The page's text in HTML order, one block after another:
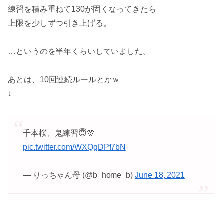
練習を積み重ねて130が固くなってきたら
上限を少しずつ引き上げる。
…というのを半年くらいしていました。
あとは、10回連続ルールとかｗ
↓
千本桜、鬼練習😇🌸
pic.twitter.com/WXQgDPf7bN
— りっちゃん母 (@b_home_b) June 18, 2021